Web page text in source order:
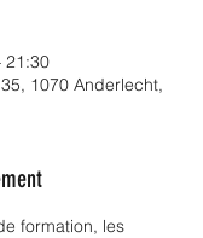
21:30
1070 Anderlecht,
formation, les